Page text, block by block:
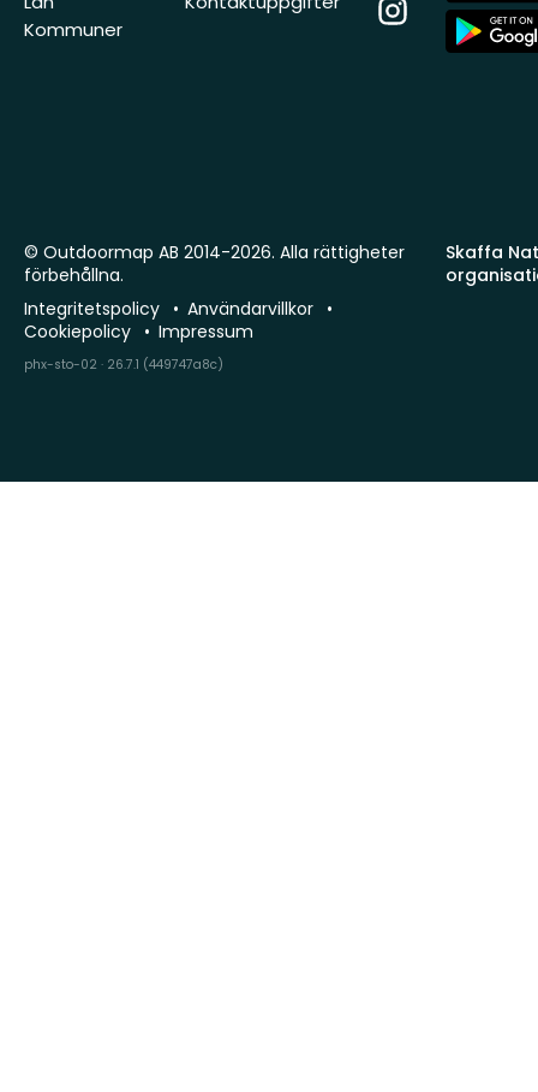
Kommuner
Instagram
App
Store
Skaffa
© Outdoormap AB 2014-2026. Alla rättigheter
förbehållna.
Integritetspolicy
Användarvillkor
Cookiepolicy
Impressum
phx-sto-02 · 26.7.1 (449747a8c)